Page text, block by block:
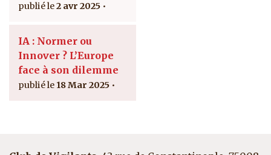
2 avr 2025
IA : Normer ou
Innover ? L’Europe
face à son dilemme
18 Mar 2025